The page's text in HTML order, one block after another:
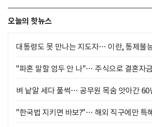
오늘의 핫뉴스
대통령도 못 만나는 지도자… 이란, 통제불
"파혼 말할 엄두 안 나"… 주식으로 결혼자
벼 낱알 세다 풀썩… 공무원 목숨 앗아간 60
"한국법 지키면 바보?"… 해외 직구에만 특